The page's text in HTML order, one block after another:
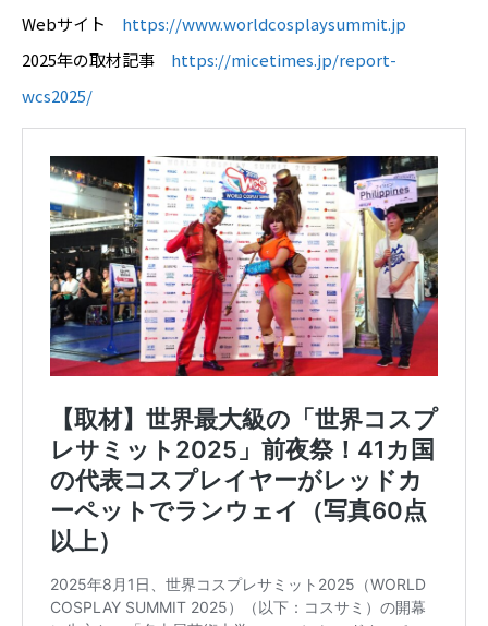
Webサイト https://www.worldcosplaysummit.jp
2025年の取材記事 https://micetimes.jp/report-
wcs2025/